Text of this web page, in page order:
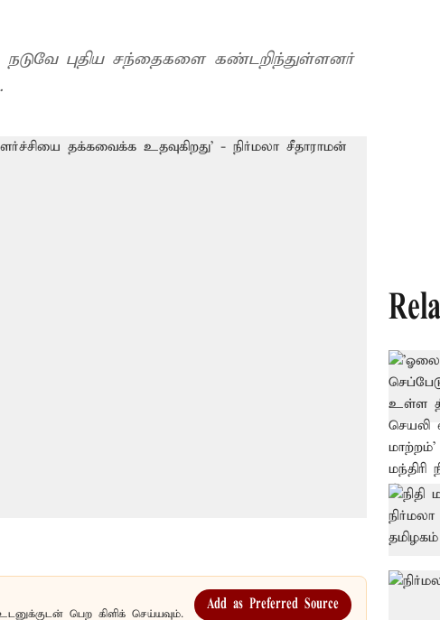
நடுவே புதிய சந்தைகளை கண்டறிந்துள்ளனர்
பெற கிளிக் செய்யவும்.
Add as Preferred Source